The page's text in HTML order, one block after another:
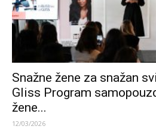
Snažne žene za snažan
Gliss Program
žene...
12/03/2026